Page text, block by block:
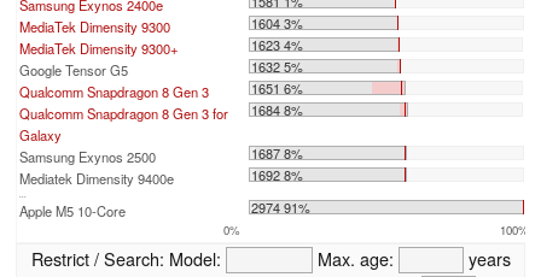
Samsung Exynos 2400e
MediaTek Dimensity 9300
1604 3%
MediaTek Dimensity 9300+
1623 4%
Google Tensor G5
1632 5%
Qualcomm Snapdragon 8 Gen 3
1651 6%
Qualcomm Snapdragon 8 Gen 3 for
Galaxy
1684 8%
Samsung Exynos 2500
1687 8%
Mediatek Dimensity 9400e
1692 8%
...
Apple M5 10-Core 2974 91%
0% 100%
Restrict / Search: Model: Max. age:
years